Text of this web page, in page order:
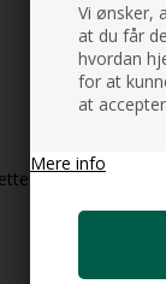
Vi ønsker,
at du får
hvordan
for at
at
Mere info
indvendige